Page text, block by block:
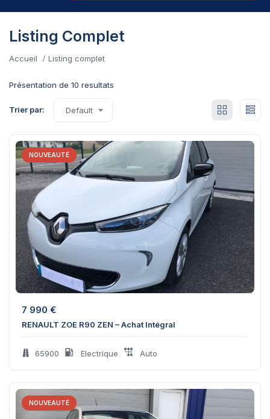
Listing Complet
Accueil Listing complet
Présentation de 10 resultats
Trier par: Default
NOUVEAUTÉ
7 990 €
RENAULT ZOE R90 ZEN – Achat Intégral
65900 Electrique Auto
NOUVEAUTÉ